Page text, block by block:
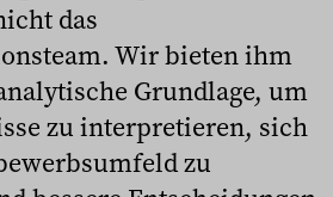
das
Wir bieten ihm
Grundlage, um
zu interpretieren, sich
zu